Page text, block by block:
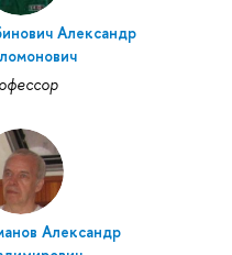
Александр
Александр